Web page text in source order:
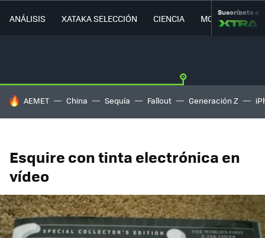
ANÁLISIS XATAKA SELECCIÓN CIENCIA MOVILIDAD
Suscríbete a
HOY SE HABLA DE
AEMET China Sequía Fallout Generación Z
Esquire con tinta electrónica en
vídeo